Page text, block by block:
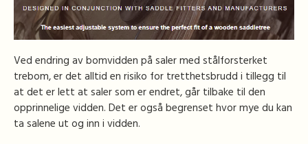
Ved endring av bomvidden på saler med stålforsterket
trebom, er det alltid en risiko for tretthetsbrudd i tillegg til
at det er lett at saler som er endret, går tilbake til den
opprinnelige vidden. Det er også begrenset hvor mye du kan
ta salene ut og inn i vidden.